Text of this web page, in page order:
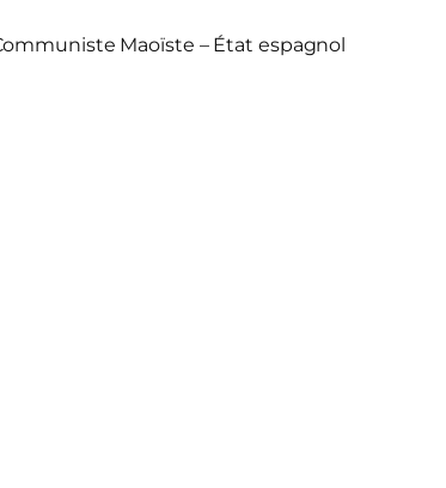
Maoïste – État espagnol